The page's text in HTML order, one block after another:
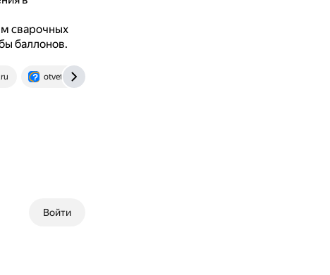
сварочных
баллонов.
otvet.mail.ru
Войти